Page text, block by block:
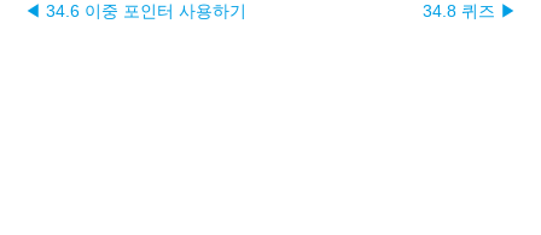
◀ 34.6 이중 포인터 사용하기 34.8 퀴즈 ▶︎